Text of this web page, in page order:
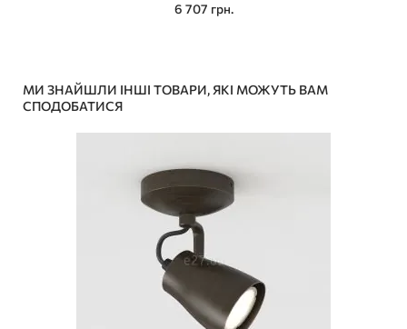
6 707 грн.
МИ ЗНАЙШЛИ ІНШІ ТОВАРИ, ЯКІ МОЖУТЬ ВАМ
СПОДОБАТИСЯ